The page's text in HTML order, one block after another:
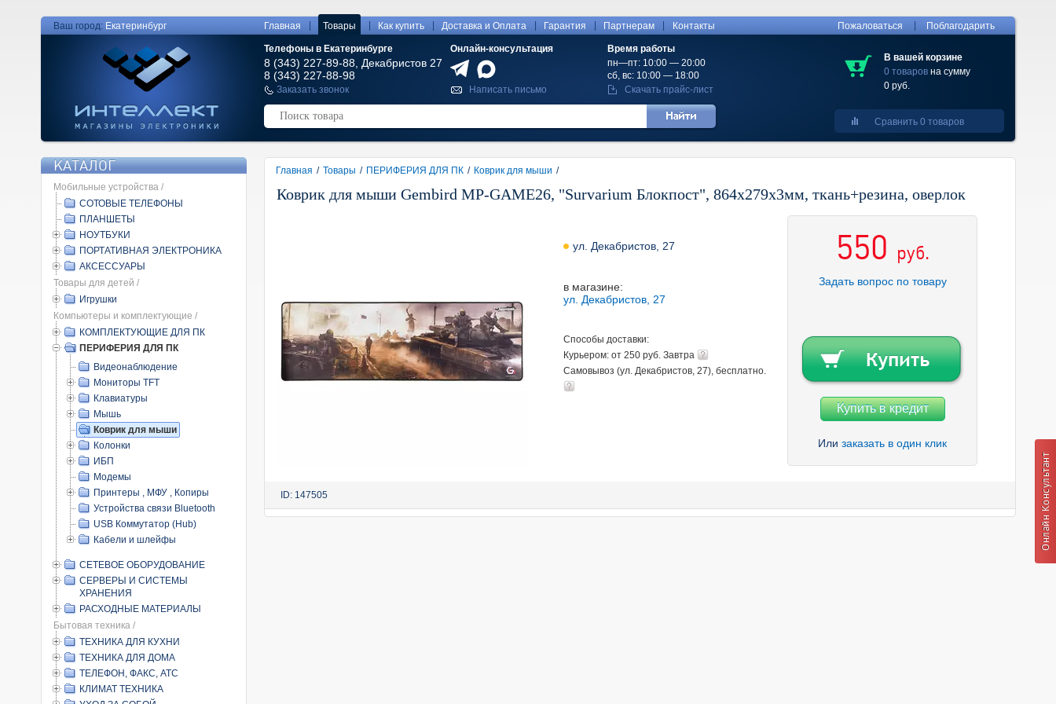
Ваш город: Екатеринбург Главная Товары Как купить Доставка и Оплата Гарантия Партнерам Контакты
Телефоны в Екатеринбурге
8 (343) 227-89-88, Декабристов 27
8 (343) 227-88-98
Онлайн-консультация
Время работы
пн—пт: 10:00 — 20:00
сб, вс: 10:00 — 18:00
Заказать звонок
Написать письмо Скачать прайс-лист
Пожаловаться Поблагодарить
В вашей корзине
0 товаров на сумму
0 руб.
Сравнить 0 товаров
КАТАЛОГ
Мобильные устройства /
СОТОВЫЕ ТЕЛЕФОНЫ
ПЛАНШЕТЫ
НОУТБУКИ
ПОРТАТИВНАЯ ЭЛЕКТРОНИКА
АКСЕССУАРЫ
Товары для детей /
Игрушки
Компьютеры и комплектующие /
КОМПЛЕКТУЮЩИЕ ДЛЯ ПК
ПЕРИФЕРИЯ ДЛЯ ПК
Видеонаблюдение
Мониторы TFT
Клавиатуры
Мышь
Коврик для мыши
Колонки
ИБП
Модемы
Принтеры , МФУ , Копиры
Устройства связи Bluetooth
USB Коммутатор (Hub)
Кабели и шлейфы
СЕТЕВОЕ ОБОРУДОВАНИЕ
СЕРВЕРЫ И СИСТЕМЫ
ХРАНЕНИЯ
РАСХОДНЫЕ МАТЕРИАЛЫ
Бытовая техника /
ТЕХНИКА ДЛЯ КУХНИ
ТЕХНИКА ДЛЯ ДОМА
ТЕЛЕФОН, ФАКС, АТС
КЛИМАТ ТЕХНИКА
Главная / Товары / ПЕРИФЕРИЯ ДЛЯ ПК / Коврик для мыши /
Коврик для мыши Gembird MP-GAME26, "Survarium Блокпост", 864х279х3мм, ткань+резина, оверлок
ул. Декабристов, 27
в магазине:
ул. Декабристов, 27
Способы доставки:
Курьером: от 250 руб. Завтра
Самовывоз (ул. Декабристов, 27), бесплатно.
550 руб.
Задать вопрос по товару
Купить в кредит
Или заказать в один клик
ID: 147505